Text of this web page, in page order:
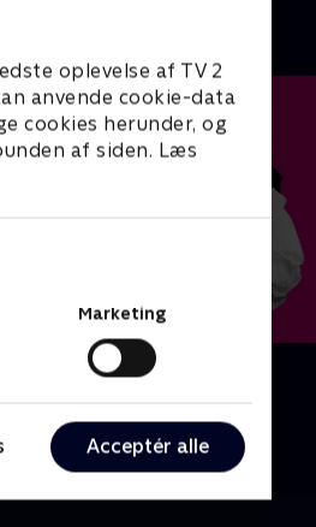
oplevelse af TV 2
anvende cookie-data
cookies herunder, og
af siden. Læs
Marketing
Acceptér alle
Jonatan Spangs bryllup